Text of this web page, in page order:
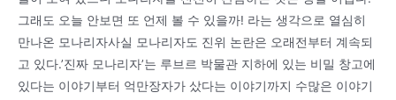
그래도 오늘 안보면 또 언제 볼 수 있을까! 라는 생각으로 열심히
만나온 모나리자사실 모나리자도 진위 논란은 오래전부터 계속되
고 있다.’진짜 모나리자’는 루브르 박물관 지하에 있는 비밀 창고에
있다는 이야기부터 억만장자가 샀다는 이야기까지 수많은 이야기